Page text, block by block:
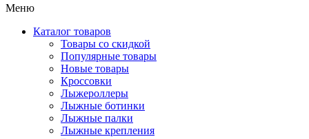
Меню
Каталог товаров
Товары со скидкой
Популярные товары
Новые товары
Кроссовки
Лыжероллеры
Лыжные ботинки
Лыжные палки
Лыжные крепления